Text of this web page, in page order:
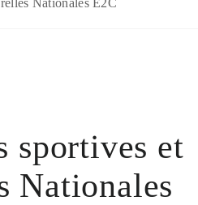
Nationales E2C
sportives et
Nationales